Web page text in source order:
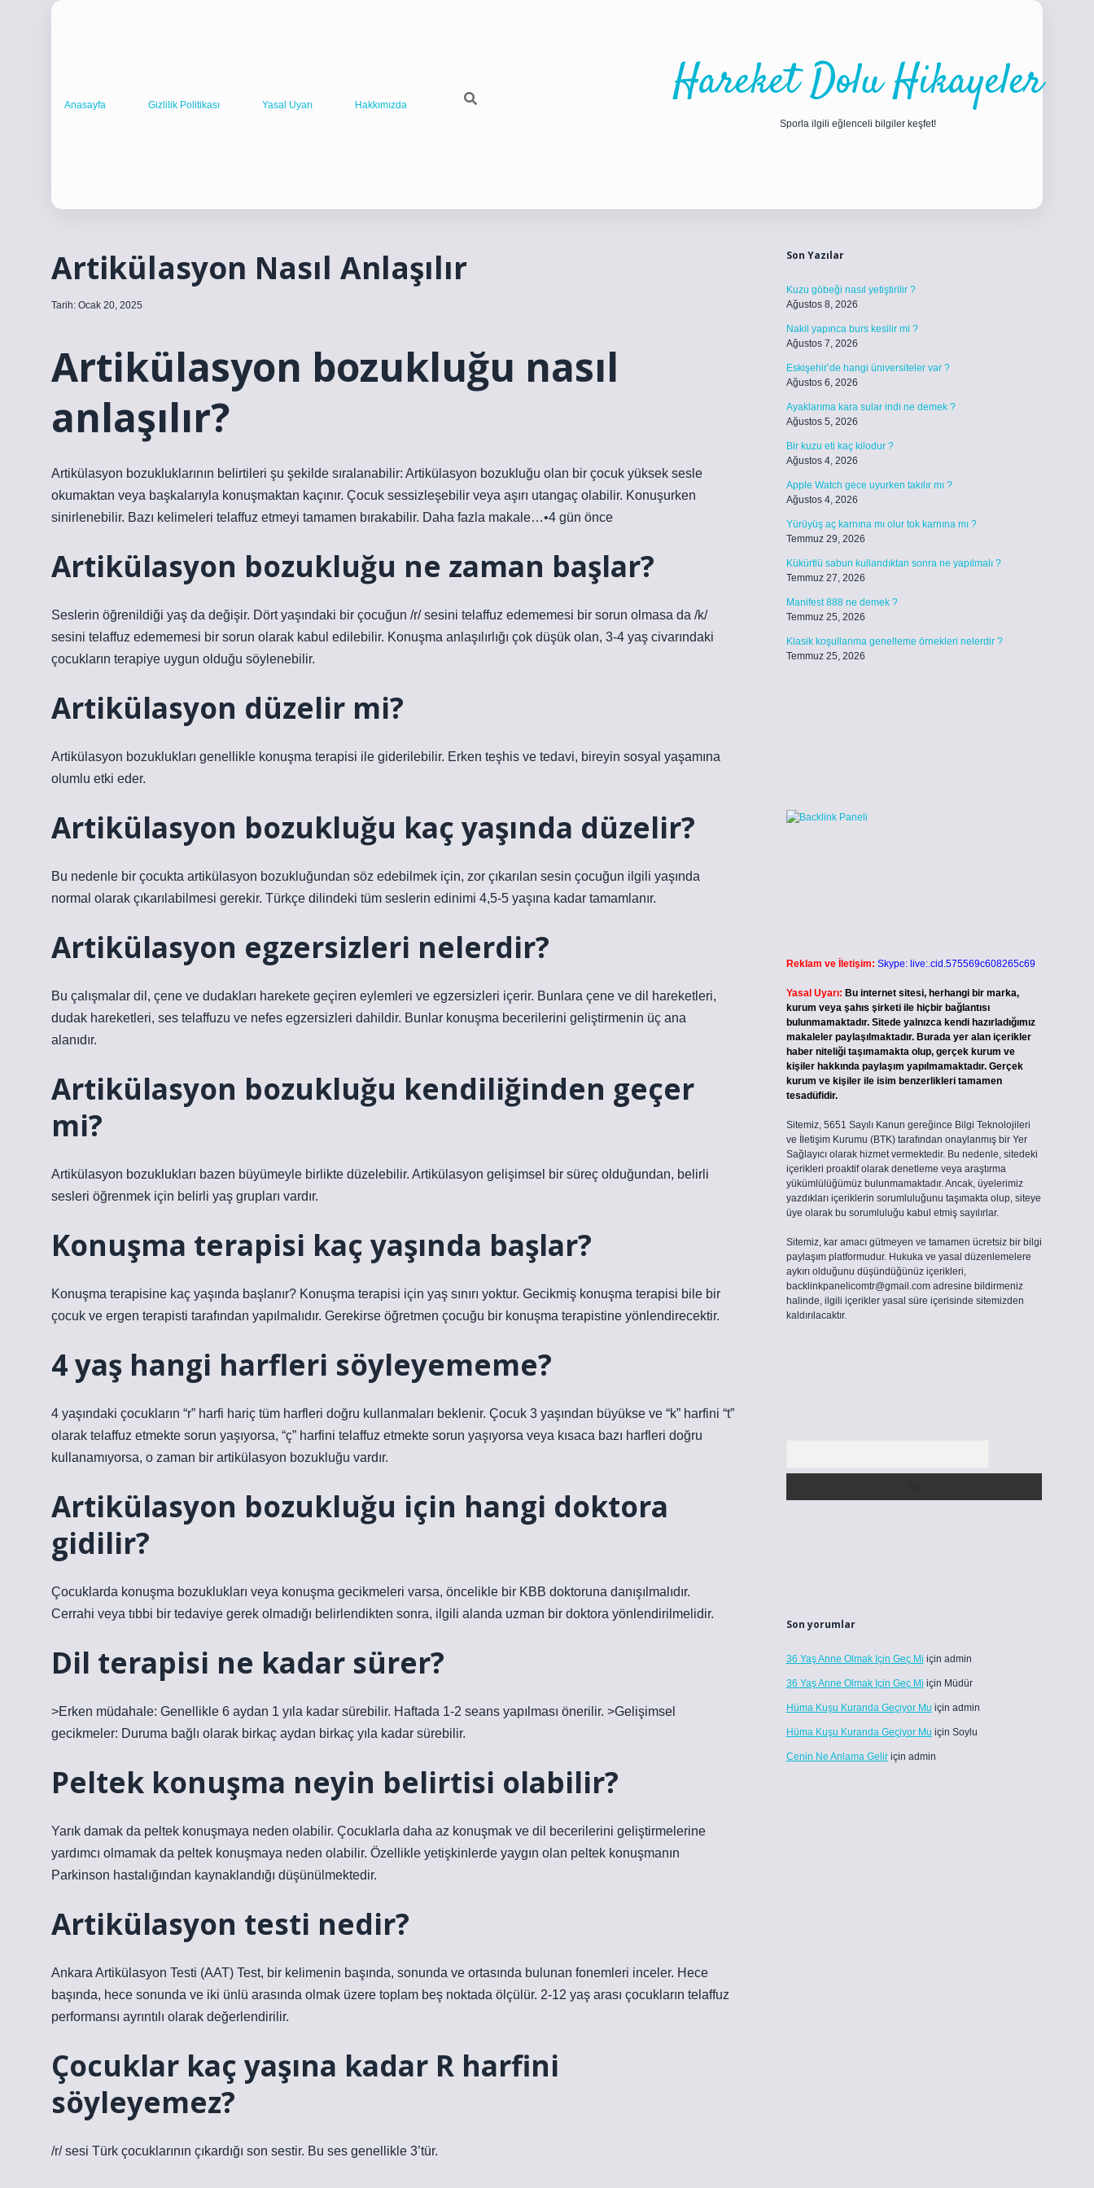
Anasayfa Gizlilik Politikası Yasal Uyarı Hakkımızda Hareket Dolu Hikayeler
Sporla ilgili eğlenceli bilgiler keşfet!
Artikülasyon Nasıl Anlaşılır
Tarih: Ocak 20, 2025
Artikülasyon bozukluğu nasıl
anlaşılır?
Artikülasyon bozukluklarının belirtileri şu şekilde sıralanabilir: Artikülasyon bozukluğu olan bir çocuk yüksek sesle
okumaktan veya başkalarıyla konuşmaktan kaçınır. Çocuk sessizleşebilir veya aşırı utangaç olabilir. Konuşurken
sinirlenebilir. Bazı kelimeleri telaffuz etmeyi tamamen bırakabilir. Daha fazla makale…•4 gün önce
Artikülasyon bozukluğu ne zaman başlar?
Seslerin öğrenildiği yaş da değişir. Dört yaşındaki bir çocuğun /r/ sesini telaffuz edememesi bir sorun olmasa da /k/
sesini telaffuz edememesi bir sorun olarak kabul edilebilir. Konuşma anlaşılırlığı çok düşük olan, 3-4 yaş civarındaki
çocukların terapiye uygun olduğu söylenebilir.
Artikülasyon düzelir mi?
Artikülasyon bozuklukları genellikle konuşma terapisi ile giderilebilir. Erken teşhis ve tedavi, bireyin sosyal yaşamına
olumlu etki eder.
Artikülasyon bozukluğu kaç yaşında düzelir?
Bu nedenle bir çocukta artikülasyon bozukluğundan söz edebilmek için, zor çıkarılan sesin çocuğun ilgili yaşında
normal olarak çıkarılabilmesi gerekir. Türkçe dilindeki tüm seslerin edinimi 4,5-5 yaşına kadar tamamlanır.
Artikülasyon egzersizleri nelerdir?
Bu çalışmalar dil, çene ve dudakları harekete geçiren eylemleri ve egzersizleri içerir. Bunlara çene ve dil hareketleri,
dudak hareketleri, ses telaffuzu ve nefes egzersizleri dahildir. Bunlar konuşma becerilerini geliştirmenin üç ana
alanıdır.
Artikülasyon bozukluğu kendiliğinden geçer
mi?
Artikülasyon bozuklukları bazen büyümeyle birlikte düzelebilir. Artikülasyon gelişimsel bir süreç olduğundan, belirli
sesleri öğrenmek için belirli yaş grupları vardır.
Konuşma terapisi kaç yaşında başlar?
Konuşma terapisine kaç yaşında başlanır? Konuşma terapisi için yaş sınırı yoktur. Gecikmiş konuşma terapisi bile bir
çocuk ve ergen terapisti tarafından yapılmalıdır. Gerekirse öğretmen çocuğu bir konuşma terapistine yönlendirecektir.
4 yaş hangi harfleri söyleyememe?
4 yaşındaki çocukların “r” harfi hariç tüm harfleri doğru kullanmaları beklenir. Çocuk 3 yaşından büyükse ve “k” harfini “t”
olarak telaffuz etmekte sorun yaşıyorsa, “ç” harfini telaffuz etmekte sorun yaşıyorsa veya kısaca bazı harfleri doğru
kullanamıyorsa, o zaman bir artikülasyon bozukluğu vardır.
Artikülasyon bozukluğu için hangi doktora
gidilir?
Çocuklarda konuşma bozuklukları veya konuşma gecikmeleri varsa, öncelikle bir KBB doktoruna danışılmalıdır.
Cerrahi veya tıbbi bir tedaviye gerek olmadığı belirlendikten sonra, ilgili alanda uzman bir doktora yönlendirilmelidir.
Dil terapisi ne kadar sürer?
>Erken müdahale: Genellikle 6 aydan 1 yıla kadar sürebilir. Haftada 1-2 seans yapılması önerilir. >Gelişimsel
gecikmeler: Duruma bağlı olarak birkaç aydan birkaç yıla kadar sürebilir.
Peltek konuşma neyin belirtisi olabilir?
Yarık damak da peltek konuşmaya neden olabilir. Çocuklarla daha az konuşmak ve dil becerilerini geliştirmelerine
yardımcı olmamak da peltek konuşmaya neden olabilir. Özellikle yetişkinlerde yaygın olan peltek konuşmanın
Parkinson hastalığından kaynaklandığı düşünülmektedir.
Artikülasyon testi nedir?
Ankara Artikülasyon Testi (AAT) Test, bir kelimenin başında, sonunda ve ortasında bulunan fonemleri inceler. Hece
başında, hece sonunda ve iki ünlü arasında olmak üzere toplam beş noktada ölçülür. 2-12 yaş arası çocukların telaffuz
performansı ayrıntılı olarak değerlendirilir.
Çocuklar kaç yaşına kadar R harfini
söyleyemez?
/r/ sesi Türk çocuklarının çıkardığı son sestir. Bu ses genellikle 3’tür.
Son Yazılar
Kuzu göbeği nasıl yetiştirilir ?
Ağustos 8, 2026
Nakil yapınca burs kesilir mi ?
Ağustos 7, 2026
Eskişehir’de hangi üniversiteler var ?
Ağustos 6, 2026
Ayaklarıma kara sular indi ne demek ?
Ağustos 5, 2026
Bir kuzu eti kaç kilodur ?
Ağustos 4, 2026
Apple Watch gece uyurken takılır mı ?
Ağustos 4, 2026
Yürüyüş aç karnına mı olur tok karnına mı ?
Temmuz 29, 2026
Kükürtlü sabun kullandıktan sonra ne yapılmalı ?
Temmuz 27, 2026
Manifest 888 ne demek ?
Temmuz 25, 2026
Klasik koşullanma genelleme örnekleri nelerdir ?
Temmuz 25, 2026
Reklam ve İletişim: Skype: live:.cid.575569c608265c69
Yasal Uyarı: Bu internet sitesi, herhangi bir marka,
kurum veya şahıs şirketi ile hiçbir bağlantısı
bulunmamaktadır. Sitede yalnızca kendi hazırladığımız
makaleler paylaşılmaktadır. Burada yer alan içerikler
haber niteliği taşımamakta olup, gerçek kurum ve
kişiler hakkında paylaşım yapılmamaktadır. Gerçek
kurum ve kişiler ile isim benzerlikleri tamamen
tesadüfidir.
Sitemiz, 5651 Sayılı Kanun gereğince Bilgi Teknolojileri
ve İletişim Kurumu (BTK) tarafından onaylanmış bir Yer
Sağlayıcı olarak hizmet vermektedir. Bu nedenle, sitedeki
içerikleri proaktif olarak denetleme veya araştırma
yükümlülüğümüz bulunmamaktadır. Ancak, üyelerimiz
yazdıkları içeriklerin sorumluluğunu taşımakta olup, siteye
üye olarak bu sorumluluğu kabul etmiş sayılırlar.
Sitemiz, kar amacı gütmeyen ve tamamen ücretsiz bir bilgi
paylaşım platformudur. Hukuka ve yasal düzenlemelere
aykırı olduğunu düşündüğünüz içerikleri,
backlinkpanelicomtr@gmail.comadresine bildirmeniz
halinde, ilgili içerikler yasal süre içerisinde sitemizden
kaldırılacaktır.
Son yorumlar
36 Yaş Anne Olmak Için Geç Mi için admin
36 Yaş Anne Olmak Için Geç Mi için Müdür
Hüma Kuşu Kuranda Geçiyor Mu için admin
Hüma Kuşu Kuranda Geçiyor Mu için Soylu
Cenin Ne Anlama Geliriçin admin